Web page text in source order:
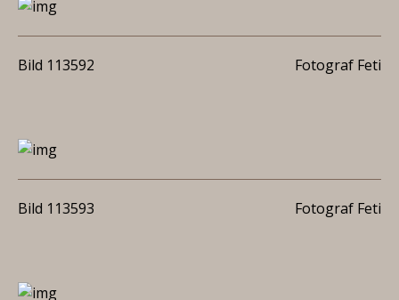
Bild 113592 Fotograf Feti
Bild 113593 Fotograf Feti